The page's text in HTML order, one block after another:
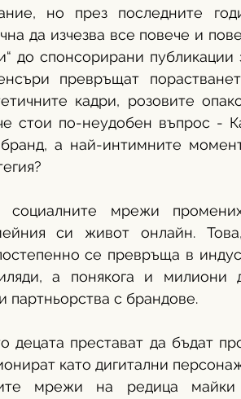
но през последните
да изчезва все повече и
до спонсорирани публикации
превръщат
кадри, розовите
стои по-неудобен въпрос -
а най-интимните
социалните мрежи
си живот онлайн.
се превръща в
а понякога и милиони
партньорства с брандове.
децата престават да бъдат
като дигитални
мрежи на редица